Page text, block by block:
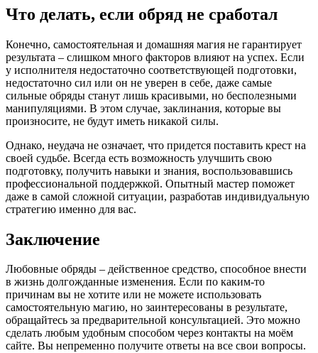
Что делать, если обряд не сработал
Конечно, самостоятельная и домашняя магия не гарантирует
результата – слишком много факторов влияют на успех. Если
у исполнителя недостаточно соответствующей подготовки,
недостаточно сил или он не уверен в себе, даже самые
сильные обряды станут лишь красивыми, но бесполезными
манипуляциями. В этом случае, заклинания, которые вы
произносите, не будут иметь никакой силы.
Однако, неудача не означает, что придется поставить крест на
своей судьбе. Всегда есть возможность улучшить свою
подготовку, получить навыки и знания, воспользовавшись
профессиональной поддержкой. Опытный мастер поможет
даже в самой сложной ситуации, разработав индивидуальную
стратегию именно для вас.
Заключение
Любовные обряды – действенное средство, способное внести
в жизнь долгожданные изменения. Если по каким-то
причинам вы не хотите или не можете использовать
самостоятельную магию, но заинтересованы в результате,
обращайтесь за предварительной консультацией. Это можно
сделать любым удобным способом через контакты на моём
сайте. Вы непременно получите ответы на все свои вопросы.